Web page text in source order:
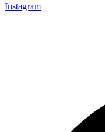
Instagram